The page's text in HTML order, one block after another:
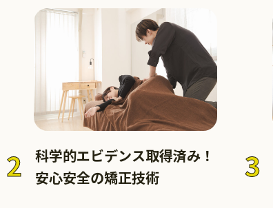
2
科学的エビデンス取得済み！
安心安全の矯正技術
3